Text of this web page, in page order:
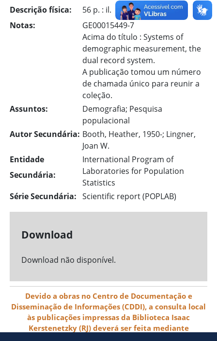
Descrição física:
56 p. : il.
Notas:
GE00015449-7
Acima do título : Systems of
demographic measurement, the
dual record system.
A publicação tomou um número
de chamada único para reunir a
coleção.
Assuntos:
Demografia; Pesquisa
populacional
Autor Secundária: Booth, Heather, 1950-; Lingner,
Joan W.
Entidade
Secundária:
International Program of
Laboratories for Population
Statistics
Série Secundária: Scientific report (POPLAB)
Download
Download não disponível.
Devido a obras no Centro de Documentação e
Disseminação de Informações (CDDI), a consulta local
às publicações impressas da Biblioteca Isaac
Kerstenetzky (RJ) deverá ser feita mediante